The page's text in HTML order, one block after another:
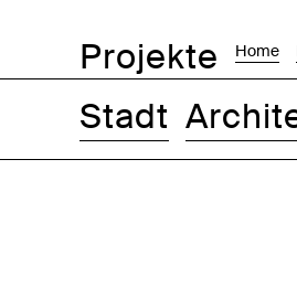
Projekte Home
Stadt